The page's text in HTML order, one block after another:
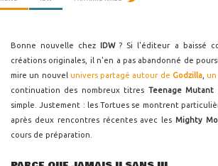
Bonne nouvelle chez IDW? Si l'éditeur a baissé
créations originales, il n'en a pas abandonné de
mire un nouvel univers partagé autour deGodzilla ,un
continuation des nombreux titres Teenage
simple. Justement : les Tortues se montrent
après deux rencontres récentes avec lesMighty
cours de préparation.